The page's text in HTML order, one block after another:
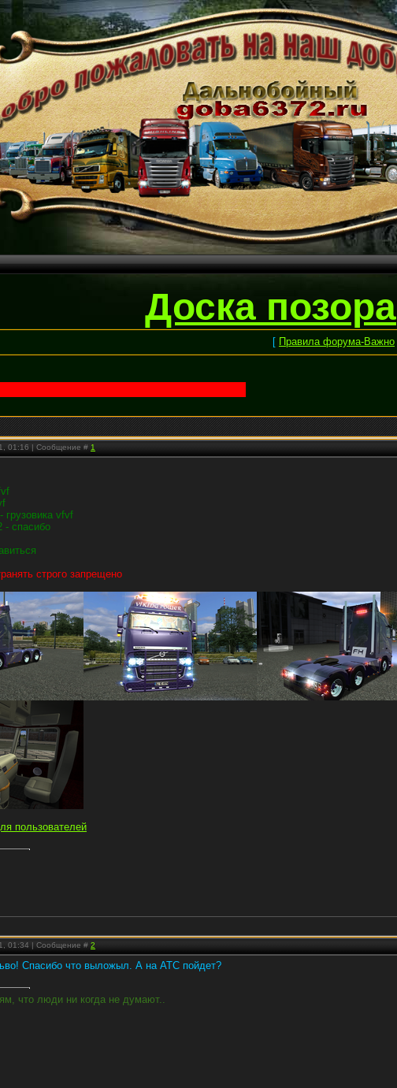
Доска позора
[ Правила форума-Важно
01:16 | Сообщение # 1
грузовика vfvf
- спасибо
строго запрещено
пользователей
01:34 | Сообщение # 2
Спасибо что выложыл. А на АТС пойдет?
что люди ни когда не думают..